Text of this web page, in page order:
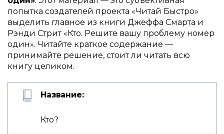
попытка создателей проекта «Читай Быстро»
выделить главное из книги Джеффа Смарта и
Рэнди Стрит «Кто. Решите вашу проблему номер
один». Читайте краткое содержание —
принимайте решение, стоит ли читать всю
книгу целиком.
Название:
Кто?